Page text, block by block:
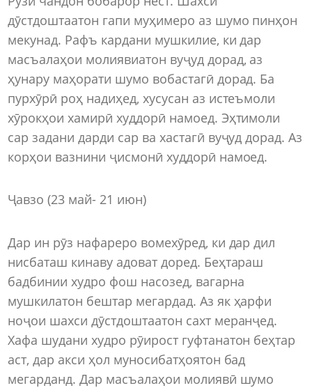
дӯстдоштаатон гапи муҳимеро аз шумо пинҳон
мекунад. Рафъ кардани мушкилие, ки дар
масъалаҳои молиявиатон вуҷуд дорад, аз
ҳунару маҳорати шумо вобастагӣ дорад. Ба
пурхӯрӣ роҳ надиҳед, хусусан аз истеъмоли
хӯрокҳои хамирӣ худдорӣ намоед. Эҳтимоли
сар задани дарди сар ва хастагӣ вуҷуд дорад. Аз
корҳои вазнини ҷисмонӣ худдорӣ намоед.
Ҷавзо (23 май- 21 июн)
Дар ин рӯз нафареро вомехӯред, ки дар дил
нисбаташ кинаву адоват доред. Беҳтараш
бадбинии худро фош насозед, вагарна
мушкилатон бештар мегардад. Аз як ҳарфи
ноҷои шахси дӯстдоштаатон сахт меранҷед.
Хафа шудани худро рӯирост гуфтанатон беҳтар
аст, дар акси ҳол муносибатҳоятон бад
мегарданд. Дар масъалаҳои молиявӣ шумо